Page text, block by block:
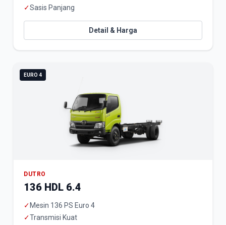
✓Sasis Panjang
Detail & Harga
EURO 4
DUTRO
136 HDL 6.4
✓ Mesin 136 PS Euro 4
✓Transmisi Kuat